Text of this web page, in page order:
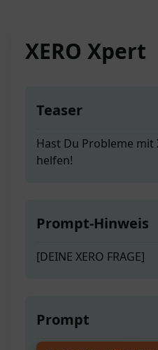
XERO Xpert
Teaser
Hast Du Probleme mit
helfen!
Prompt-Hinweis
[DEINE XERO FRAGE]
Prompt